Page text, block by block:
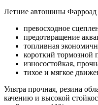
Летние автошины
превосходное
предотвращение
топливная
короткий тормозной
износостойкая,
тихое и мягкое
Ультра прочная, резина
качению и высокой